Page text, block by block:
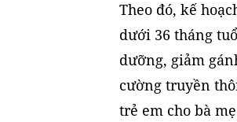
Theo đó, kế
dưới 36 tháng
dưỡng, giảm
cường truyền
trẻ em cho bà